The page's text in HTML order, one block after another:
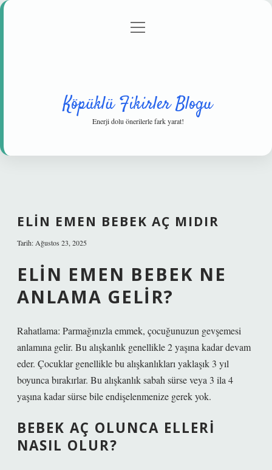
Gizlilik Politikası
menüyü
Köpüklü Fikirler Blogu
Enerji dolu önerilerle fark yarat!
ELIN EMEN BEBEK AÇ MIDIR
Tarih: Ağustos 23, 2025
ELIN EMEN BEBEK NE
ANLAMA GELIR?
Rahatlama: Parmağınızla emmek, çocuğunuzun gevşemesi
anlamına gelir. Bu alışkanlık genellikle 2 yaşına kadar devam
eder. Çocuklar genellikle bu alışkanlıkları yaklaşık 3 yıl
boyunca bırakırlar. Bu alışkanlık sabah sürse veya 3 ila 4
yaşına kadar sürse bile endişelenmenize gerek yok.
BEBEK AÇ OLUNCA ELLERI
NASIL OLUR?